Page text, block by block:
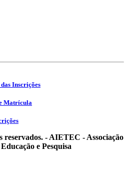
Inscrições
Matrícula
- AIETEC - Associação
e Pesquisa